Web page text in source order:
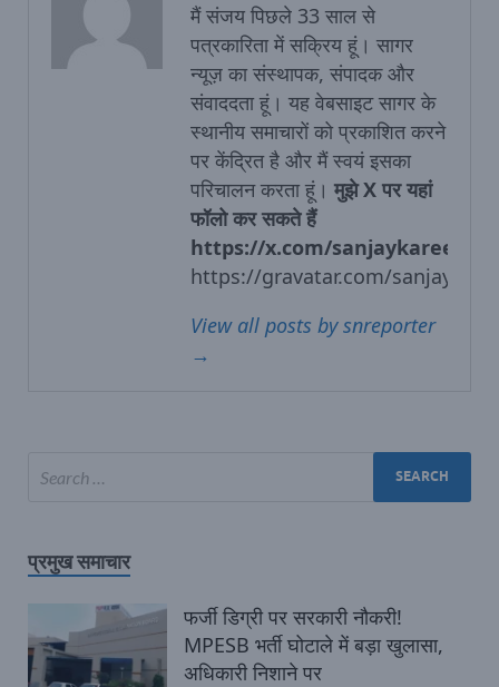
मैं संजय पिछले 33 साल से
पत्रकारिता में सक्रिय हूं। सागर
न्‍यूज़ का संस्‍थापक, संपादक और
संवाददता हूं। यह वेबसाइट सागर के
स्‍थानीय समाचारों को प्रकाशित करने
पर केंद्रित है और मैं स्‍वयं इसका
परिचालन करता हूं। मुझे X पर यहां
फॉलो कर सकते हैं
https://x.com/sanjaykareer
https://gravatar.com/
View all posts by snreporter
→
प्रमुख समाचार
फर्जी डिग्री पर सरकारी नौकरी!
MPESB भर्ती घोटाले में बड़ा खुलासा,
अधिकारी निशाने पर